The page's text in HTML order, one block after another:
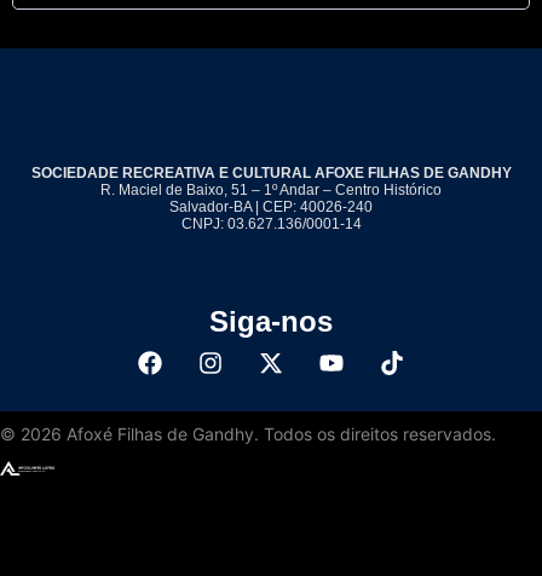
SOCIEDADE RECREATIVA E CULTURAL AFOXE FILHAS DE GANDHY
R. Maciel de Baixo, 51 – 1º Andar – Centro Histórico
Salvador-BA | CEP: 40026-240
CNPJ: 03.627.136/0001-14
Siga-nos
© 2026 Afoxé Filhas de Gandhy. Todos os direitos reservados.